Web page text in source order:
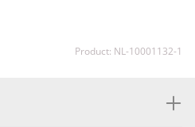
Product: NL-10001132-1